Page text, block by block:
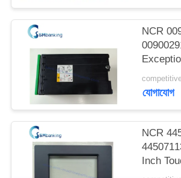
PRIVACY
POLICY
NCR
Cassette
যোগাযোগ
NCR
Inch
66XX